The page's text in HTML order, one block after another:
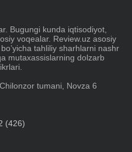
Bugungi kunda iqtisodiyot,
voqealar. Review.uz asosiy
tahliliy sharhlarni nashr
mutaxassislarning dolzarb
tumani, Novza 6
(426)